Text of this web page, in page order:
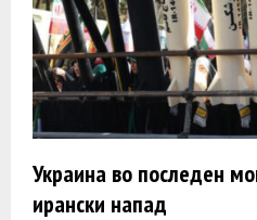
Украина во последен
ирански напад